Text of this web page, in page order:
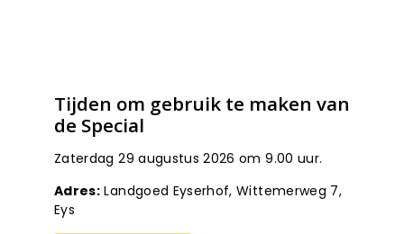
Tijden om gebruik te maken van
de Special
Zaterdag 29 augustus 2026 om 9.00 uur.
Adres: Landgoed Eyserhof, Wittemerweg 7,
Eys